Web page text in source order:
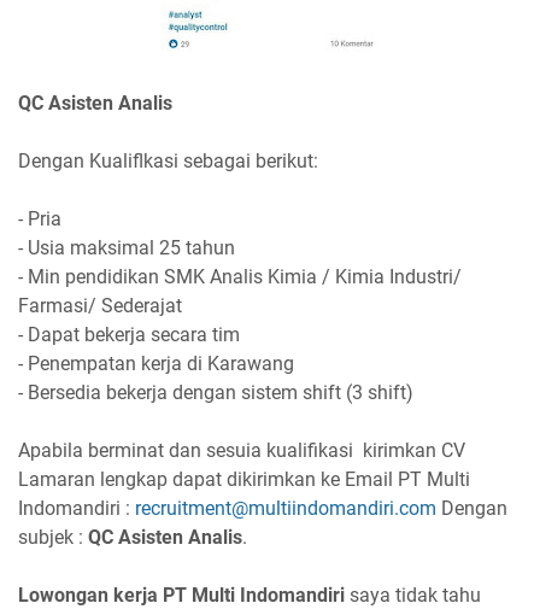
QC Asisten Analis
Dengan Kualiflkasi sebagai berikut:
- Pria
- Usia maksimal 25 tahun
- Min pendidikan SMK Analis Kimia / Kimia Industri/
Farmasi/ Sederajat
- Dapat bekerja secara tim
- Penempatan kerja di Karawang
- Bersedia bekerja dengan sistem shift (3 shift)
Apabila berminat dan sesuia kualifikasi kirimkan CV
Lamaran lengkap dapat dikirimkan ke Email PT Multi
Indomandiri : recruitment@multiindomandiri.com Dengan
subjek : QC Asisten Analis.
Lowongan kerja PT Multi Indomandiri saya tidak tahu